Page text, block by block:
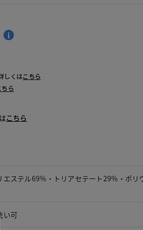
しくはこちら
ちら
こちら
エステル69%・トリアセテート29%・ポリ
い可